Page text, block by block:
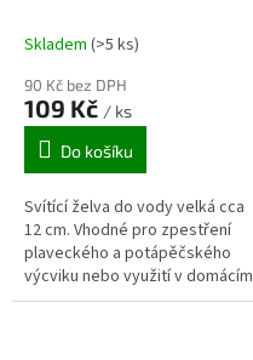
Skladem (>5 ks)
90 Kč bez DPH
109 Kč / ks
Do košíku
Svítící želva do vody velká cca
12 cm. Vhodné pro zpestření
plaveckého a potápěčského
výcviku nebo využití v domácím
bazénu (pod dozorem